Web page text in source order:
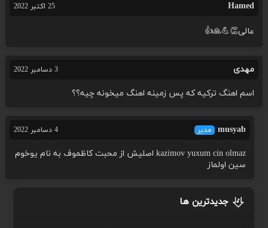
Hamed 25 اکتبر 2022
عالی👏💪🙏👍
مهدی 3 دسامبر 2022
اسم اهنگ ترکیه که پس زمینه اهنگ میخونه چیه؟؟
musyab مدیر 4 دسامبر 2022
kazimov yuxum cin olmaz اصلیش از محبت کاظموف به نام یوخوم
سین اولماز
جدیدترین ها